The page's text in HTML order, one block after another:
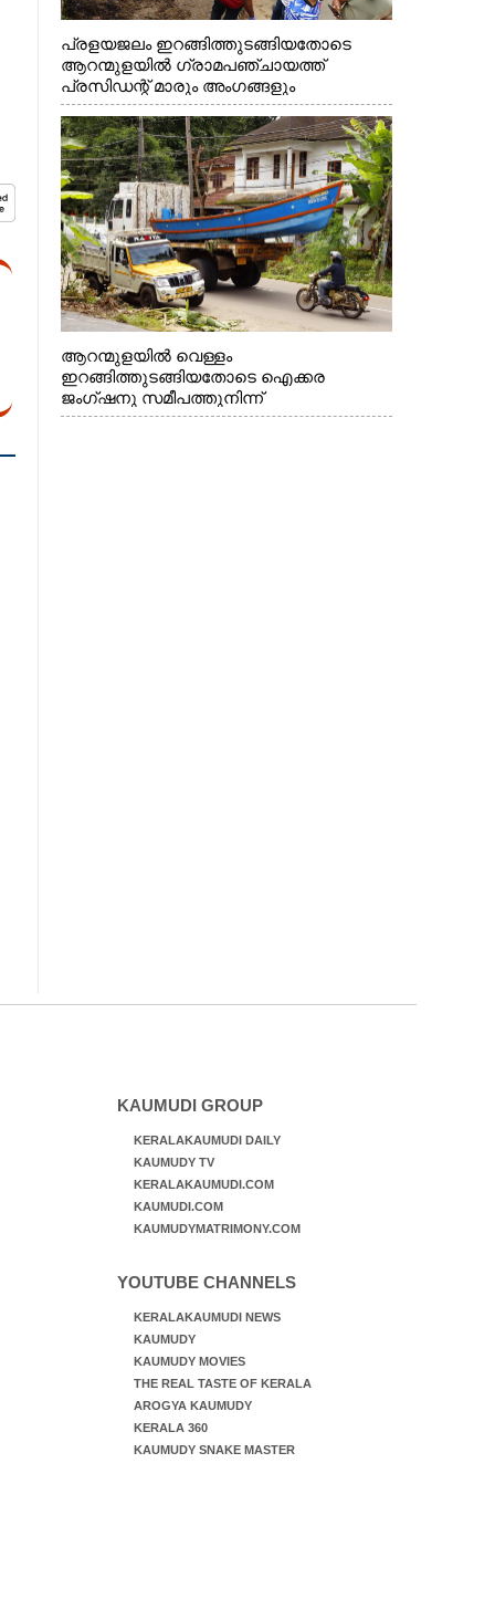
പ്രളയജലം ഇറങ്ങിത്തുടങ്ങിയതോടെ
ആറന്മുളയിൽ ഗ്രാമപഞ്ചായത്ത്
പ്രസിഡന്റ് മാരും അംഗങ്ങളും
രാഷ്ട്രീയപ്രവത്തകരും അടങ്ങുന്ന സംഘം
റോഡിൽ അടിഞ്ഞ് കൂടിയ ചെളിയും മണ്ണും
മറ്റ് മാലിന്യങ്ങളും നീക്കം ചെയ്യുന്നു.
ആറന്മുളയിൽ വെള്ളം
ഇറങ്ങിത്തുടങ്ങിയതോടെ ഐക്കര
ജംഗ്ഷനു സമീപത്തുനിന്ന്
രക്ഷാപ്രവർത്തനത്തിന് കൊല്ലത്ത് നിന്ന്
KAUMUDI GROUP
KERALAKAUMUDI DAILY
KAUMUDY TV
KERALAKAUMUDI.COM
KAUMUDI.COM
KAUMUDYMATRIMONY.COM
YOUTUBE CHANNELS
KERALAKAUMUDI NEWS
KAUMUDY
KAUMUDY MOVIES
THE REAL TASTE OF KERALA
AROGYA KAUMUDY
KERALA 360
KAUMUDY SNAKE MASTER